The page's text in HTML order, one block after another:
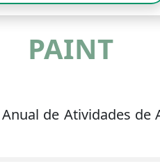
PAINT
de Atividades